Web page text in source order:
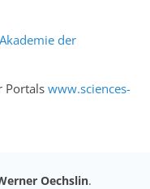
der
Portals www.sciences-
Oechslin.